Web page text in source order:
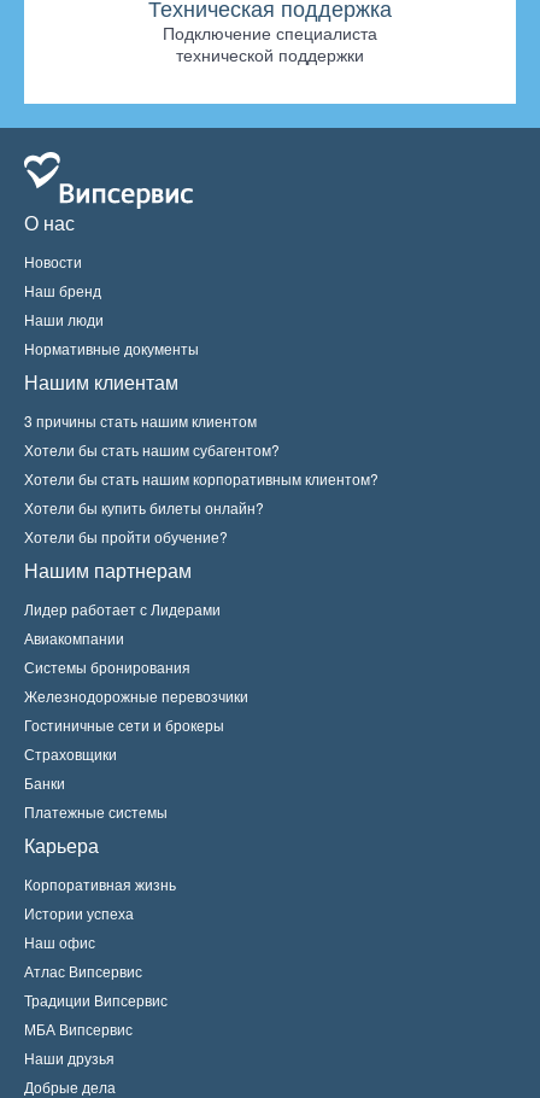
Техническая поддержка
Подключение специалиста
технической поддержки
О нас
Новости
Наш бренд
Наши люди
Нормативные документы
Нашим клиентам
3 причины стать нашим клиентом
Хотели бы стать нашим субагентом?
Хотели бы стать нашим корпоративным клиентом?
Хотели бы купить билеты онлайн?
Хотели бы пройти обучение?
Нашим партнерам
Лидер работает с Лидерами
Авиакомпании
Системы бронирования
Железнодорожные перевозчики
Гостиничные сети и брокеры
Страховщики
Банки
Платежные системы
Карьера
Корпоративная жизнь
Истории успеха
Наш офис
Атлас Випсервис
Традиции Випсервис
МБА Випсервис
Наши друзья
Добрые дела